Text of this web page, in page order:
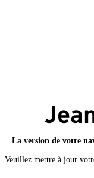
La version de votre
Veuillez mettre à jour